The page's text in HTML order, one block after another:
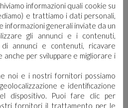
2-C
informazioni quali cookie su
e trattiamo i dati personali,
informazioni generali inviate da un
gli annunci e i contenuti,
annunci e contenuti, ricavare
anche per sviluppare e migliorare i
noi e i nostri fornitori possiamo
e identificazione
dispositivo. Puoi fare clic per
fornitori il trattamento per le